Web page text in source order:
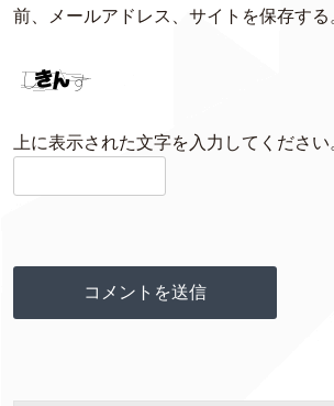
前、メールアドレス、サイトを保存する
上に表示された文字を入力してください